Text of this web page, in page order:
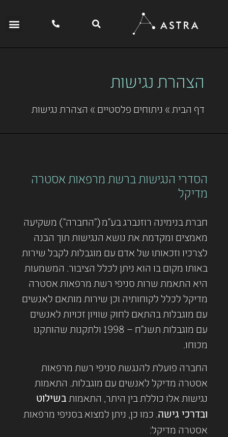
הצהרת נגישות
דף הבית » ניתוחים פלסטיים » הצהרת נגישות
הסדרי הנגישות ברשת מרפאות אסטרה
מדיקל
חברת בנימינה רוזנברג בע"מ ("החברה") משקיעה
מאמצים ומקדמת את נושא הנגישות תוך הבנה
לצרכיו וזכאותו של אדם עם מוגבלות לקבל שירות
באותו מקום בו הוא ניתן לכלל הציבור. המשמעות
היא התאמת שרות סניפי רשת מרפאות אסטרה
מדיקל לכלל לקוחותיה וכן שירות מותאם לאנשים
עם מוגבלות בהתאם לחוק שוויון זכויות לאנשים
עם מוגבלות תשנ"ח – 1998 ולתקנות שהותקנו
מכוחו.
החברה פועלת להנגשת סניפי רשת מרפאות
אסטרה מדיקל לאנשים עם מוגבלות. התאמות
נגישות אלו כוללת בין היתר, התאמות בשילוט
ובדרכי גישה. כמו כן, ניתן למצוא בסניפי מרפאות
אסטרה מדיקל: